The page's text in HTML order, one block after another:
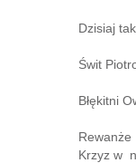
Dzisiaj
Świt
Błękitni
Krzyz w